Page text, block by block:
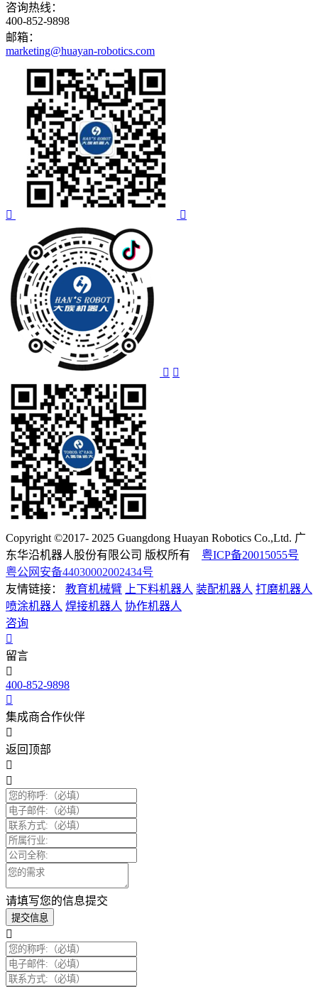
咨询热线：
400-852-9898
邮箱：
marketing@huayan-robotics.com
Copyright ©2017- 2025 Guangdong Huayan Robotics Co.,Ltd. 广
东华沿机器人股份有限公司 版权所有 粤ICP备20015055号
粤公网安备44030002002434号
友情链接：
教育机械臂 上下料机器人 装配机器人 打磨机器人
喷涂机器人 焊接机器人 协作机器人
咨询
留言
400-852-9898
集成商合作伙伴
返回顶部
请填写您的信息提交
提交信息